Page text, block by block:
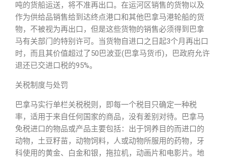
吨的货船运送，将不准再出口。在运河区销售的货物以及
作为供给品销售给到达终点港口和其他巴拿马港轮船的货
物，不被视为再出口，但是这些货物的销售必须得到巴拿
马有关部门的特别许可。当货物自进口之日起3个月再出口
时，而且其价值超过了50巴波亚(巴拿马货币)，巴政府允许
退还已交进口税的95%。
关税制度与处罚
巴拿马实行单栏关税税则，即每一个税目只确定一种税
率，适用于来自任何国家的商品，没有差别对待。巴拿马
免税进口的物品或产品主要包括：出于饲养目的而进口的
动物，土豆籽苗，动物饲料，人或动物所服用的药物，牙
科使用的黄金、白金和银，拖拉机，动画片和电影片。地